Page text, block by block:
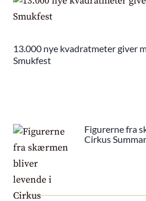
13.000 nye kvadratmeter giver
Smukfest
Figurerne fra
Cirkus